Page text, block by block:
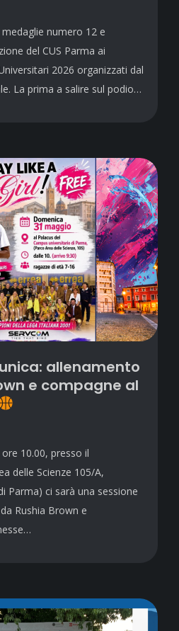
numero 12 e
del CUS Parma ai
2026 organizzati dal
La prima a salire sul podio…
allenamento
e compagne al
10.00, presso il
delle Scienze 105/A,
Parma) ci sarà una sessione
Rushia Brown e